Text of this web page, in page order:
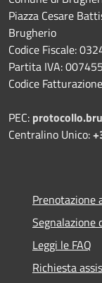
Piazza Cesare
Brugherio
Codice Fiscale:
Partita IVA:
Codice
PEC:
Centralino Unico:
Prenotazione
Segnalazione
Leggi le FAQ
Richiesta